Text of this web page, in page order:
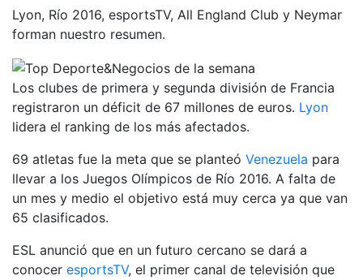
Lyon, Río 2016, esportsTV, All England Club y Neymar
forman nuestro resumen.
Los clubes de primera y segunda división de Francia
registraron un déficit de 67 millones de euros. Lyon
lidera el ranking de los más afectados.
69 atletas fue la meta que se planteó Venezuela para
llevar a los Juegos Olímpicos de Río 2016. A falta de
un mes y medio el objetivo está muy cerca ya que van
65 clasificados.
ESL anunció que en un futuro cercano se dará a
conocer esportsTV, el primer canal de televisión que